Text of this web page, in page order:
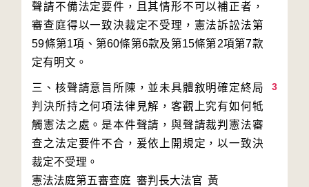
聲請不備法定要件，且其情形不可以補正者，
審查庭得以一致決裁定不受理，憲法訴訟法第
59條第1項、第60條第6款及第15條第2項第7款
3
三、核聲請意旨所陳，並未具體敘明確定終局
判決所持之何項法律見解，客觀上究有如何牴
觸憲法之處。是本件聲請，與聲請裁判憲法審
查之法定要件不合，爰依上開規定，以一致決
裁定不受理。
憲法法庭第五審查庭 審判長大法官 黃